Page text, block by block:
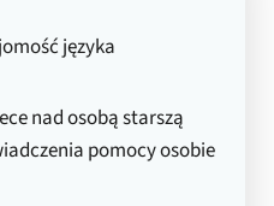
języka
nad osobą starszą
pomocy osobie